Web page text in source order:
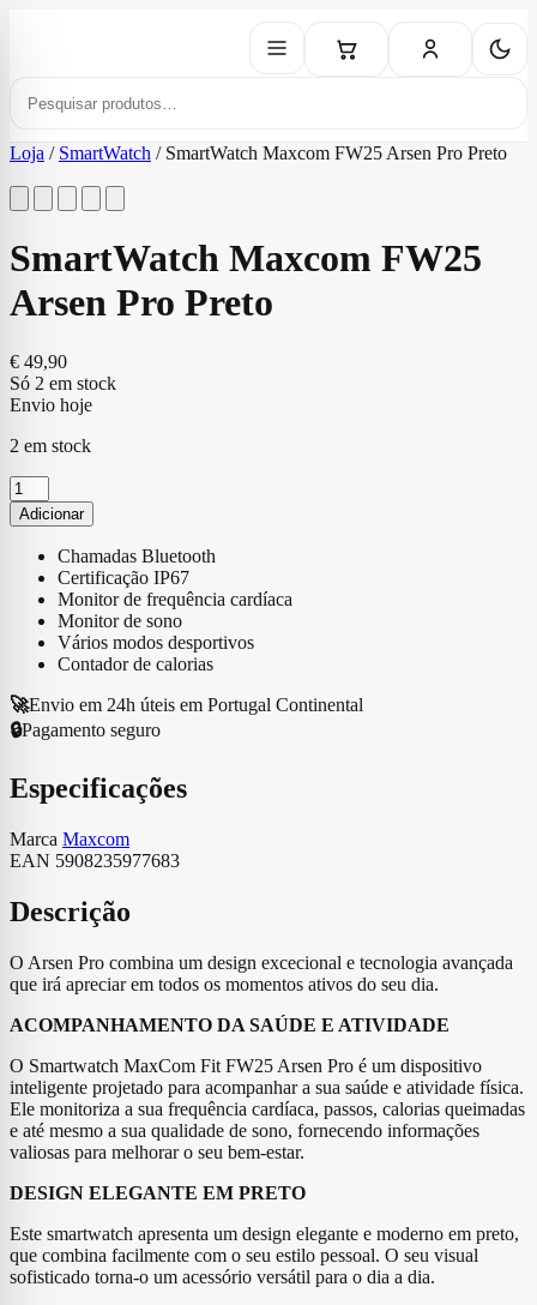
Loja / SmartWatch / SmartWatch Maxcom FW25 Arsen Pro Preto
SmartWatch Maxcom FW25
Arsen Pro Preto
€ 49,90
Só 2 em stock
Envio hoje
2 em stock
Quantidade
de
SmartWatch
Maxcom
FW25
Arsen
Preto
Adicionar
Chamadas Bluetooth
Certificação IP67
Monitor de frequência cardíaca
Monitor de sono
Vários modos desportivos
Contador de calorias
🚀Envio em 24h úteis em Portugal Continental
🔒Pagamento seguro
Especificações
Marca Maxcom
EAN 5908235977683
Descrição
O Arsen Pro combina um design excecional e tecnologia avançada
que irá apreciar em todos os momentos ativos do seu dia.
ACOMPANHAMENTO DA SAÚDE E ATIVIDADE
O Smartwatch MaxCom Fit FW25 Arsen Pro é um dispositivo
inteligente projetado para acompanhar a sua saúde e atividade física.
Ele monitoriza a sua frequência cardíaca, passos, calorias queimadas
e até mesmo a sua qualidade de sono, fornecendo informações
valiosas para melhorar o seu bem-estar.
DESIGN ELEGANTE EM PRETO
Este smartwatch apresenta um design elegante e moderno em preto,
que combina facilmente com o seu estilo pessoal. O seu visual
sofisticado torna-o um acessório versátil para o dia a dia.